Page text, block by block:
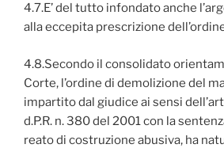
4.7.E’ del tutto infondato anche
alla eccepita prescrizione
4.8.Secondo il consolidato
Corte, l’ordine di demolizione del
impartito dal giudice ai sensi
d.P.R. n. 380 del 2001 con la
reato di costruzione abusiva, ha